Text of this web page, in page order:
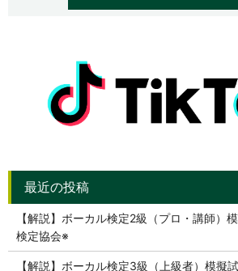
【解説】ボーカル検定2級（プロ・講師）
検定協会※
【解説】ボーカル検定3級（上級者）模擬